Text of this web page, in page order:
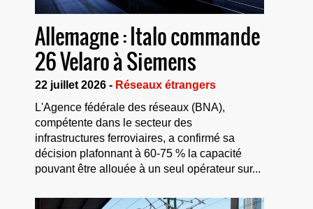
Allemagne : Italo commande
26 Velaro à Siemens
22 juillet 2026 - Réseaux étrangers
L'Agence fédérale des réseaux (BNA),
compétente dans le secteur des
infrastructures ferroviaires, a confirmé sa
décision plafonnant à 60-75 % la capacité
pouvant être allouée à un seul opérateur sur...